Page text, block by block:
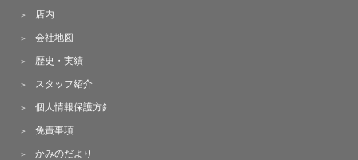
店内
会社地図
歴史・実績
スタッフ紹介
個人情報保護方針
免責事項
かみのだより